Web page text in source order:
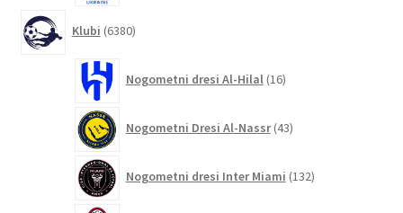
Klubi 6380izdelkov
Nogometni dresi Al-Hilal 16izdelkov
Nogometni Dresi Al-Nassr 43izdelkov
Nogometni dresi Inter Miami 132izdelkov